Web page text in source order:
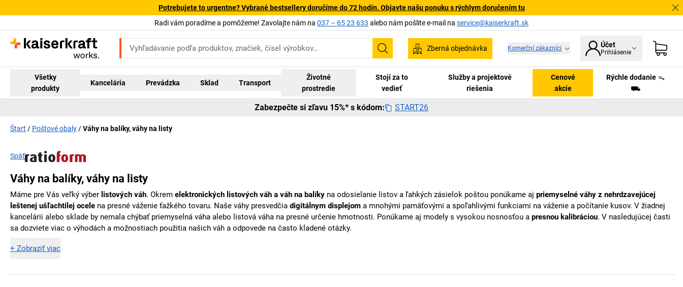
Potrebujete to urgentne? Vybrané bestsellery doručíme do 72 hodín. Objavte našu ponuku s rýchlym doručením tu
Radi vám poradíme a pomôžeme! Zavolajte nám na 037 – 65 23 633 alebo nám pošlite e-mail na service@kaiserkraft.sk
Vyhľadávanie
Zberná objednávka Komerční zákazníci Účet
Prihlásenie
Všetky
produkty
Kancelária Prevádzka Sklad Transport
Životné
prostredie
Stojí za to
vedieť
Služby a projektové
riešenia
Cenové
akcie
Rýchle dodanie ᯓ
⛟
Zabezpečte si zľavu 15%* s kódom: START26
Štart Poštové obaly Váhy na balíky, váhy na listy
Späť
Váhy na balíky, váhy na listy
Máme pre Vás veľký výber listových váh. Okrem elektronických listových váh a váh na balíky na odosielanie listov a ľahkých zásielok poštou ponúkame aj priemyselné váhy z nehrdzavejúcej
leštenej ušľachtilej ocele na presné váženie ťažkého tovaru. Naše váhy presvedčia digitálnym displejom a mnohými pamäťovými a spoľahlivými funkciami na váženie a počítanie kusov. V žiadnej
kancelárii alebo sklade by nemala chýbať priemyselná váha alebo listová váha na presné určenie hmotnosti. Ponúkame aj modely s vysokou nosnosťou a presnou kalibráciou. V nasledujúcej časti
sa dozviete viac o výhodách a možnostiach použitia našich váh a odpovede na často kladené otázky.
+ Zobraziť viac